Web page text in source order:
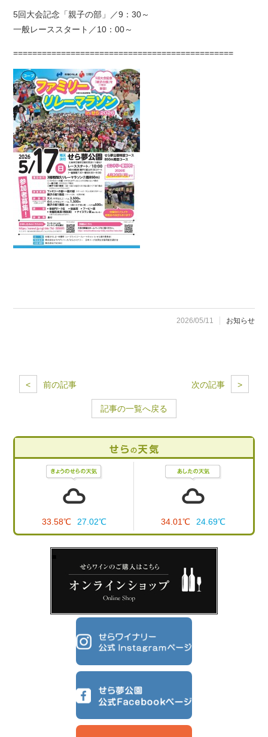
5回大会記念「親子の部」／9：30～
一般レーススタート／10：00～
==============================================
2026/05/11 お知らせ
次の記事 >
< 前の記事
記事の一覧へ戻る
33.58℃ 27.02℃ 34.01℃ 24.69℃